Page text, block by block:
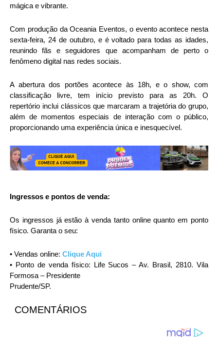
mágica e vibrante.
Com produção da Oceania Eventos, o evento acontece nesta
sexta-feira, 24 de outubro, e é voltado para todas as idades,
reunindo fãs e seguidores que acompanham de perto o
fenômeno digital nas redes sociais.
A abertura dos portões acontece às 18h, e o show, com
classificação livre, tem início previsto para as 20h. O
repertório inclui clássicos que marcaram a trajetória do grupo,
além de momentos especiais de interação com o público,
proporcionando uma experiência única e inesquecível.
Ingressos e pontos de venda:
Os ingressos já estão à venda tanto online quanto em ponto
físico. Garanta o seu:
• Vendas online: Clique Aqui
• Ponto de venda físico: Life Sucos – Av. Brasil, 2810. Vila
Formosa – Presidente
Prudente/SP.
COMENTÁRIOS